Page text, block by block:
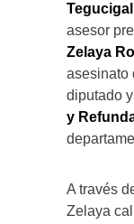
asesor
Zelaya
asesinato
diputado
y
A través
Zelaya